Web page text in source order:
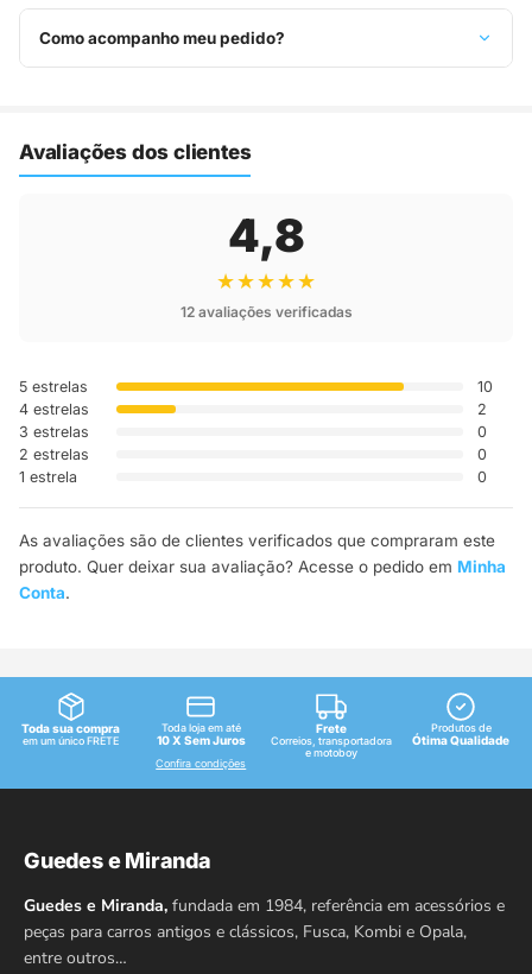
Você tem 7 dias após o recebimento para solicitar troca.
Basta entrar em contato pelo WhatsApp ou e-mail.
Como acompanho meu pedido?
Avaliações dos clientes
4,8
★★★★★
12 avaliações verificadas
5 estrelas
10
4 estrelas
2
3 estrelas
0
2 estrelas
0
1 estrela
0
As avaliações são de clientes verificados que compraram este
produto. Quer deixar sua avaliação? Acesse o pedido em Minha
Conta.
Toda sua compra
em um único FRETE
Toda loja em até
10 X Sem Juros
Confira condições
Frete
Correios, transportadora
e motoboy
Produtos de
Ótima Qualidade
Guedes e Miranda
Guedes e Miranda, fundada em 1984, referência em acessórios e
peças para carros antigos e clássicos, Fusca, Kombi e Opala,
entre outros…